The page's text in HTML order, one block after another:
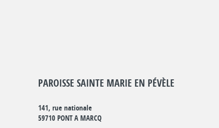
PAROISSE SAINTE MARIE EN PÉVÈLE
141, rue nationale
59710 PONT A MARCQ